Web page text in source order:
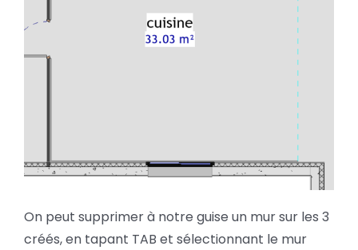
On peut supprimer à notre guise un mur sur les 3
créés, en tapant TAB et sélectionnant le mur